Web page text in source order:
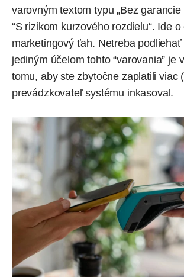
varovným textom typu „Bez garancie
“S rizikom kurzového rozdielu“. Ide o
marketingový ťah. Netreba podliehať
jediným účelom tohto “varovania” je
tomu, aby ste zbytočne zaplatili viac
prevádzkovateľ systému inkasoval.